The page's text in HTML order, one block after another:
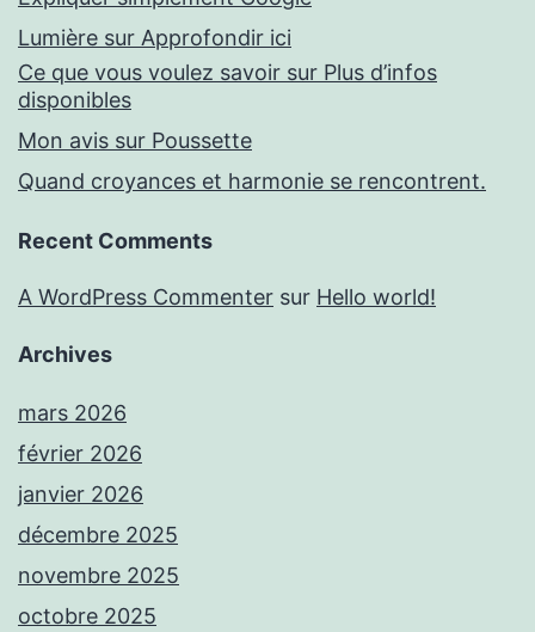
Lumière sur Approfondir ici
Ce que vous voulez savoir sur Plus d’infos
disponibles
Mon avis sur Poussette
Quand croyances et harmonie se rencontrent.
Recent Comments
A WordPress Commenter sur Hello world!
Archives
mars 2026
février 2026
janvier 2026
décembre 2025
novembre 2025
octobre 2025